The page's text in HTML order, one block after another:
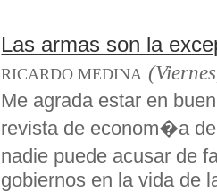
Las armas son la
RICARDO MEDINA
Me agrada estar en
revista de econom�a
nadie puede acusar de
gobiernos en la vida de